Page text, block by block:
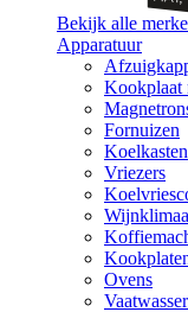
Bekijk alle
Apparatuur
Kookplaat
Fornuizen
Koelkasten
Vriezers
Ovens